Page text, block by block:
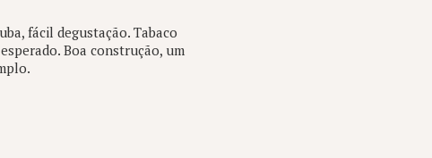
fácil degustação. Tabaco
Boa construção, um